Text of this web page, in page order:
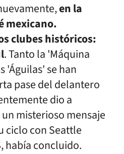
en la
mexicano.
clubes históricos:
. Tanto la 'Máquina
'Águilas' se han
pase del delantero
dio a
misterioso mensaje
ciclo con Seattle
había concluido.